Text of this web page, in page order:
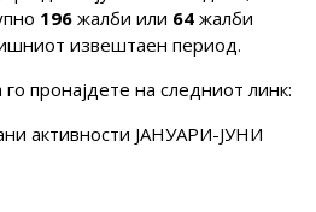
196 жалби или 64 жалби
извештаен период.
пронајдете на следниот линк:
активности ЈАНУАРИ-ЈУНИ